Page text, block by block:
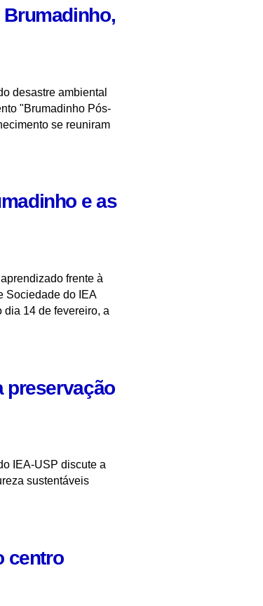
Brumadinho,
desastre ambiental
"Brumadinho Pós-
se reuniram
e as
frente à
Sociedade do IEA
14 de fevereiro, a
preservação
IEA-USP discute a
sustentáveis
centro